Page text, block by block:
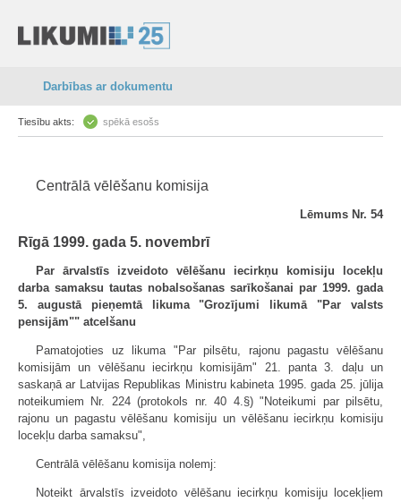
Darbības ar dokumentu
Tiesību akts: spēkā esošs
Centrālā vēlēšanu komisija
Lēmums Nr. 54
Rīgā 1999. gada 5. novembrī
Par ārvalstīs izveidoto vēlēšanu iecirkņu komisiju locekļu
darba samaksu tautas nobalsošanas sarīkošanai par 1999. gada
5. augustā pieņemtā likuma "Grozījumi likumā "Par valsts
pensijām"" atcelšanu
Pamatojoties uz likuma "Par pilsētu, rajonu pagastu vēlēšanu
komisijām un vēlēšanu iecirkņu komisijām" 21. panta 3. daļu un
saskaņā ar Latvijas Republikas Ministru kabineta 1995. gada 25. jūlija
noteikumiem Nr. 224 (protokols nr. 40 4.§) "Noteikumi par pilsētu,
rajonu un pagastu vēlēšanu komisiju un vēlēšanu iecirkņu komisiju
locekļu darba samaksu",
Centrālā vēlēšanu komisija nolemj:
Noteikt ārvalstīs izveidoto vēlēšanu iecirkņu komisiju locekļiem